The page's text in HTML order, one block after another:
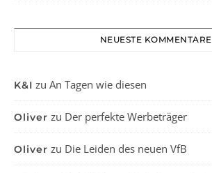
NEUESTE KOMMENTARE
K&I zu An Tagen wie diesen
Oliver zu Der perfekte Werbeträger
Oliver zu Die Leiden des neuen VfB